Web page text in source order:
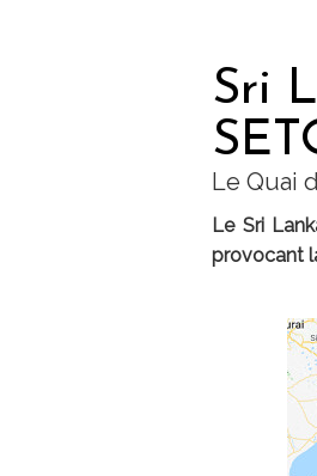
Sri
Le Quai
Le Sri
provocant